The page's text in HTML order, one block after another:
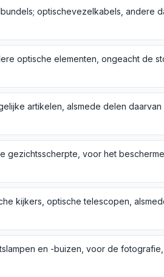
artikelen, alsmede delen daarvan